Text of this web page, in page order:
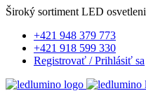
Široký sortiment LED
+421 948 379 773
+421 918 599 330
Registrovať /Prihlásiť sa